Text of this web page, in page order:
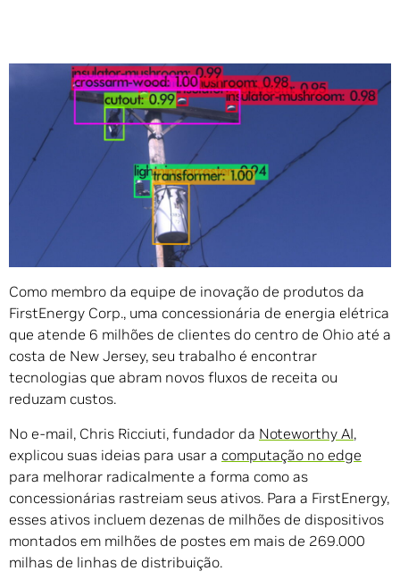
Compartilhe
Era o tipo de mensagem que Connor McCluskey adora
encontrar em sua caixa de entrada.
Como membro da equipe de inovação de produtos da
FirstEnergy Corp., uma concessionária de energia elétrica
que atende 6 milhões de clientes do centro de Ohio até a
costa de New Jersey, seu trabalho é encontrar
tecnologias que abram novos fluxos de receita ou
reduzam custos.
No e-mail, Chris Ricciuti, fundador da Noteworthy AI,
explicou suas ideias para usar a computação no edge
para melhorar radicalmente a forma como as
concessionárias rastreiam seus ativos. Para a FirstEnergy,
esses ativos incluem dezenas de milhões de dispositivos
montados em milhões de postes em mais de 269.000
milhas de linhas de distribuição.